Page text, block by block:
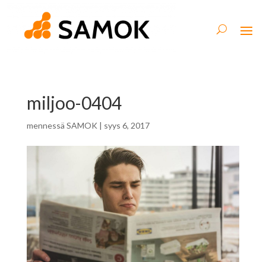
miljoo-0404
mennessä SAMOK | syys 6, 2017